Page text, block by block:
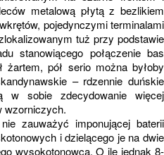
metalową płytą z bezlikiem
pojedynczymi terminalami
tuż przy podstawie
stanowiącego połączenie bas
pół serio można byłoby
– rdzennie duńskie
w sobie zdecydowanie więcej
wzorniczych.
zauważyć imponującej baterii
i dzielącego je na dwie
wysokotonowca. O ile jednak 8-